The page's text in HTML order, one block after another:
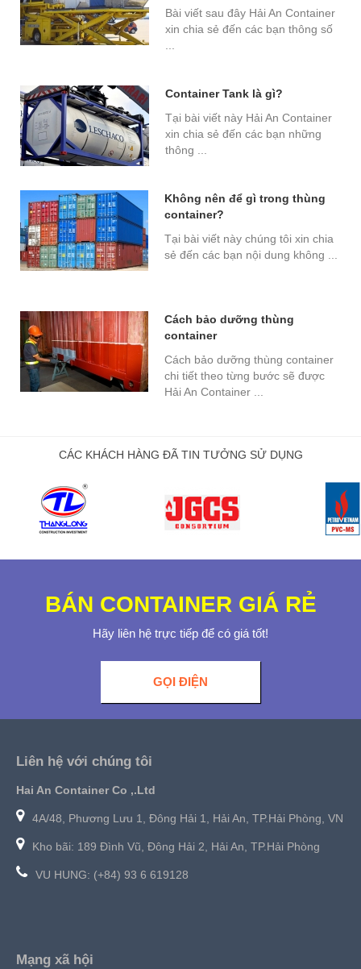
Bài viết sau đây Hải An Container
xin chia sẻ đến các bạn thông số
Container Tank là gì?
Tại bài viết này Hải An Container
xin chia sẻ đến các bạn những
thông ...
Không nên để gì trong thùng
container?
Tại bài viết này chúng tôi xin chia
sẻ đến các bạn nội dung không ...
Cách bảo dưỡng thùng
container
Cách bảo dưỡng thùng container
chi tiết theo từng bước sẽ được
Hải An Container ...
CÁC KHÁCH HÀNG ĐÃ TIN TƯỞNG SỬ DỤNG
GỌI ĐIỆN
BÁN CONTAINER GIÁ RẺ
Hãy liên hệ trực tiếp để có giá tốt!
Liên hệ với chúng tôi
Hai An Container Co ,.Ltd
4A/48, Phương Lưu 1, Đông Hải 1, Hải An, TP.Hải Phòng, VN
Kho bãi: 189 Đình Vũ, Đông Hải 2, Hải An, TP.Hải Phòng
VU HUNG: (+84) 93 6 619128
Mạng xã hội